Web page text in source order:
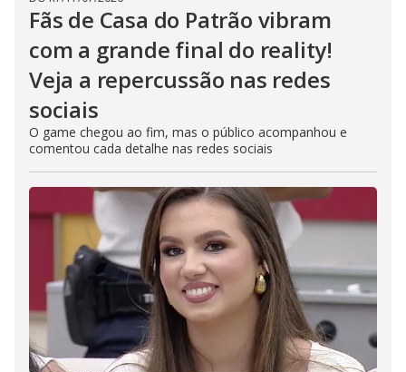
Fãs de Casa do Patrão vibram
com a grande final do reality!
Veja a repercussão nas redes
sociais
O game chegou ao fim, mas o público acompanhou e
comentou cada detalhe nas redes sociais